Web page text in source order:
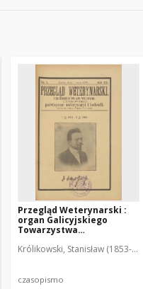
Red.
Przegląd Weterynarski :
organ Galicyjskiego
Towarzystwa
czasopismo poświęcone
Królikowski, Stanisław (1853-
czasopismo